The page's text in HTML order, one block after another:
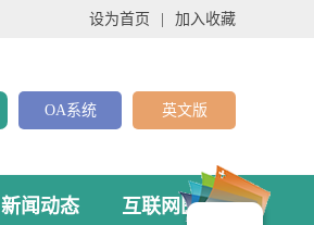
设为首页 加入收藏
OA系统 英文版
新闻动态 互联网医院